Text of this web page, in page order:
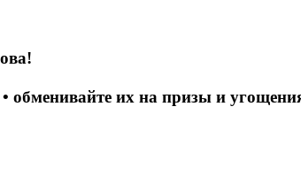
обменивайте их на призы и